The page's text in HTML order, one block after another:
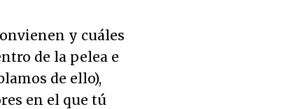
y cuáles
de la pelea e
de ello),
en el que tú